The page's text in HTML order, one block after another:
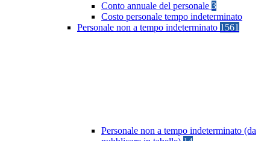
Conto annuale del personale 3
Costo personale tempo indeterminato
Personale non a tempo indeterminato 1561
Personale non a tempo indeterminato (da